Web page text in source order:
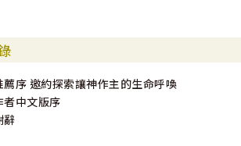
薦序 邀約探索讓神作主的生命呼喚
者中文版序
辭